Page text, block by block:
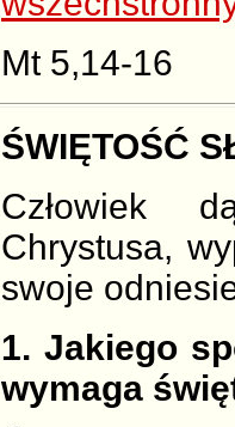
Mt 5,14-16
ŚWIĘTOŚĆ
Człowiek
Chrystusa,
swoje
1. Jakiego
wymaga